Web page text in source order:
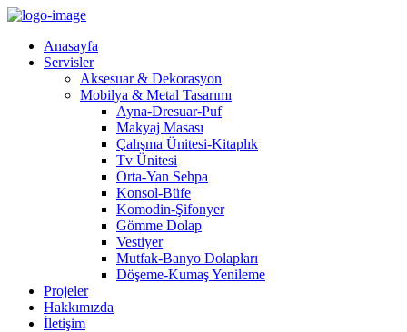
Anasayfa
Servisler
Aksesuar & Dekorasyon
Mobilya & Metal Tasarımı
Ayna-Dresuar-Puf
Makyaj Masası
Çalışma Ünitesi-Kitaplık
Tv Ünitesi
Orta-Yan Sehpa
Konsol-Büfe
Komodin-Şifonyer
Gömme Dolap
Vestiyer
Mutfak-Banyo Dolapları
Döşeme-Kumaş Yenileme
Projeler
Hakkımızda
İletişim